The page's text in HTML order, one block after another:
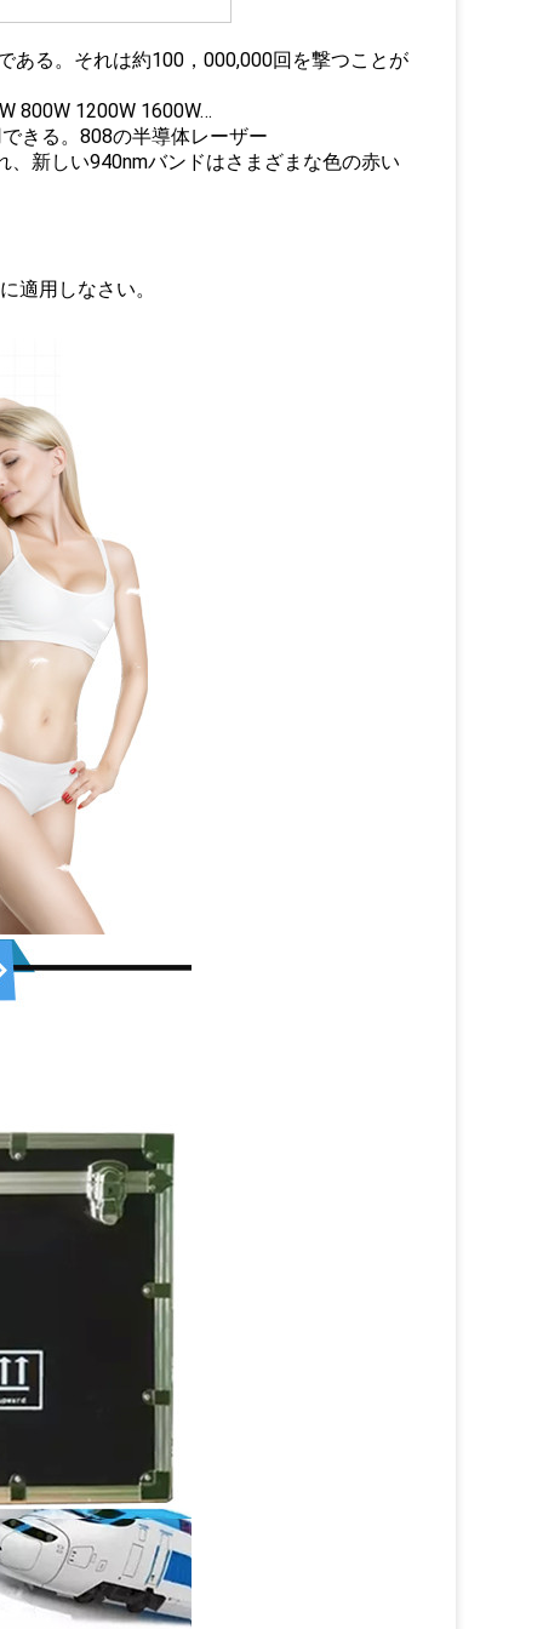
ある。それは約100，000,000回を撃つことが
800W 1200W 1600W…
きる。808の半導体レーザー
新しい940nmバンドはさまざまな色の赤い
適用しなさい。